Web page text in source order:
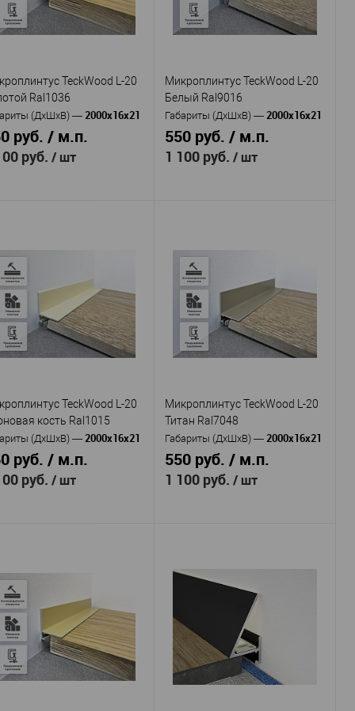
покрытием
— Россия
мм—6
В избранное
В наличии
с анодированным покрытием
Страна— Россия
Высота, мм—6
В избранное
В наличии
TeckWood L-20
Ral1036
(ДхШхВ) — 2000х16х21
руб. / м.п.
руб. / шт
—Алюминий
Муар
— Россия
мм—21
В избранное
В наличии
Микроплинтус TeckWood L-20
Белый Ral9016
Габариты (ДхШхВ) — 2000х16х21
550 руб. / м.п.
1 100 руб. / шт
Производитель
Артикул
Ral9016
Материал —Алюминий
с покрытием Муар
Страна— Россия
Высота, мм—21
В избранное
В наличии
TeckWood L-20
кость Ral1015
(ДхШхВ) — 2000х16х21
руб. / м.п.
руб. / шт
L-20 Слоновая
Ral1015
—Алюминий
Муар
— Россия
мм—21
Микроплинтус TeckWood L-20
Титан Ral7048
Габариты (ДхШхВ) — 2000х16х21
550 руб. / м.п.
1 100 руб. / шт
Производитель
L-20 Титан Ral7048
Материал
Алюминий
с покрытием Муар
Страна—Россия
Высота, мм 21
Ширина, мм—16